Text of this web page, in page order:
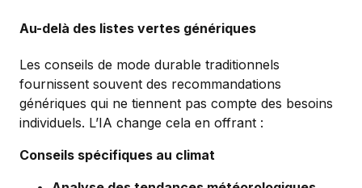
Au-delà des listes vertes génériques
Les conseils de mode durable traditionnels
fournissent souvent des recommandations
génériques qui ne tiennent pas compte des besoins
individuels. L’IA change cela en offrant :
Conseils spécifiques au climat